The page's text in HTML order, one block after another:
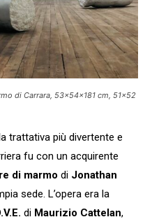
di Carrara, 53x54x181 cm, 51×52
trattativa più divertente e
fu con un acquirente
di marmo di Jonathan
sede. L’opera era la
di Maurizio Cattelan,